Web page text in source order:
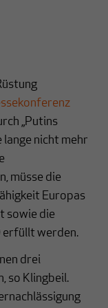
„Putins
lange nicht mehr
müsse die
Europas
sowie die
erfüllt werden.
drei
so Klingbeil.